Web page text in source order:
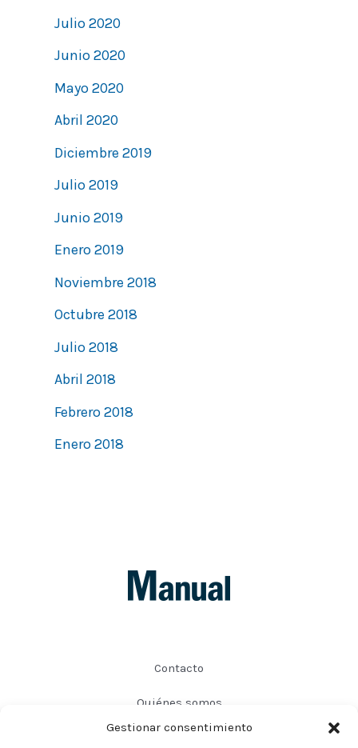
Gestionar consentimiento
Julio 2020
Junio 2020
Mayo 2020
Abril 2020
Diciembre 2019
Julio 2019
Junio 2019
Enero 2019
Noviembre 2018
Octubre 2018
Julio 2018
Abril 2018
Febrero 2018
Enero 2018
Contacto
Quiénes somos